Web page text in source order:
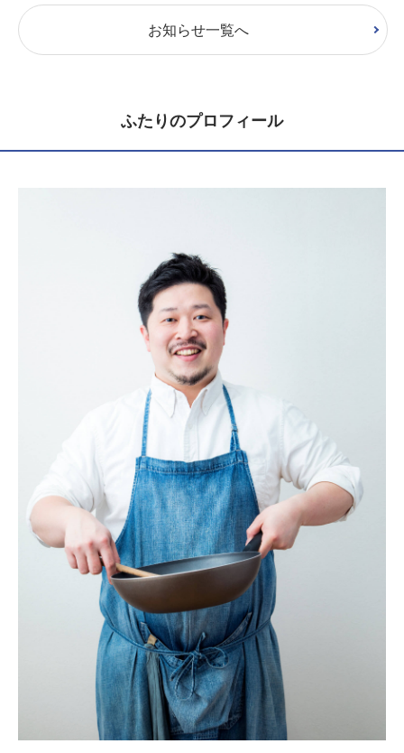
お知らせ一覧へ
ふたりのプロフィール